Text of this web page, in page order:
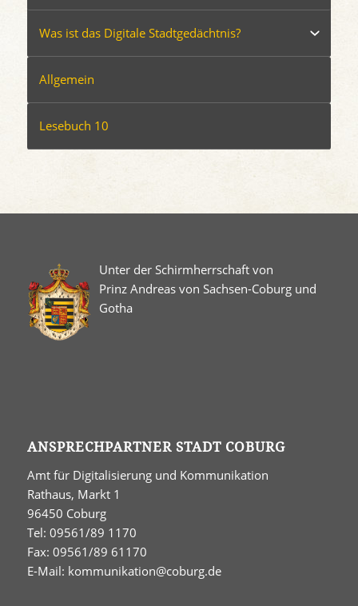
Was ist das Digitale Stadtgedächtnis?
Allgemein
Lesebuch 10
Unter der Schirmherrschaft von
Prinz Andreas von Sachsen-Coburg und
Gotha
ANSPRECHPARTNER STADT COBURG
Amt für Digitalisierung und Kommunikation
Rathaus, Markt 1
96450 Coburg
Tel: 09561/89 1170
Fax: 09561/89 61170
E-Mail: kommunikation@coburg.de